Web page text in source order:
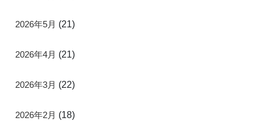
2026年5月 (21)
2026年4月 (21)
2026年3月 (22)
2026年2月 (18)